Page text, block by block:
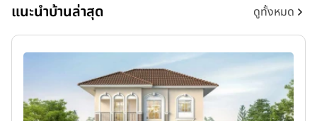
แนะนำบ้านล่าสุด ดูทั้งหมด